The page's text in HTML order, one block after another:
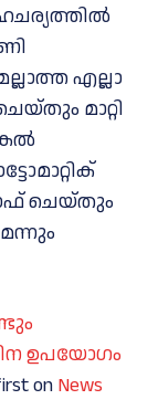
എല്ലാ
മാറ്റി
ചെയ്തും
ഉപയോഗം
on News